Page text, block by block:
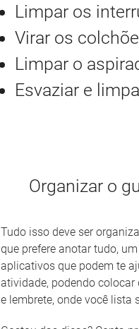
Limpar os
Virar os
Limpar o
Esvaziar e
Organizar o
Tudo isso deve ser
que prefere anotar tudo,
aplicativos que podem te
atividade, podendo
e lembrete, onde você lista